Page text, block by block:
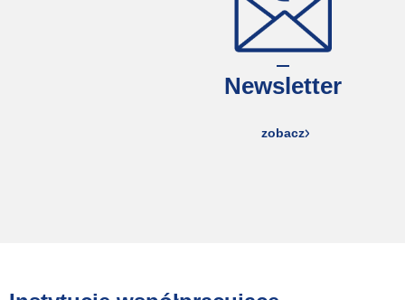
Newsletter
zobacz